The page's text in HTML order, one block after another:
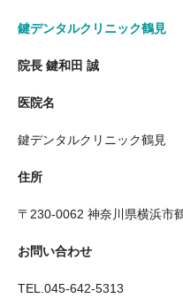
鍵デンタルクリニック鶴見
院長 鍵和田 誠
医院名
鍵デンタルクリニック鶴見
住所
〒230-0062 神奈川県横浜市
お問い合わせ
TEL.045-642-5313